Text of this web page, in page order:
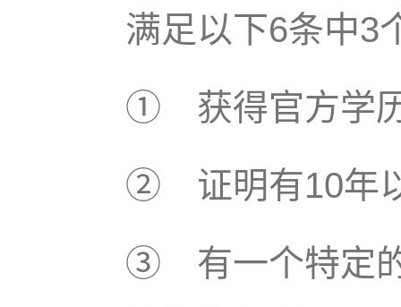
满足以下6条中3
① 获得官方学
② 证明有10年
③ 有一个特定的